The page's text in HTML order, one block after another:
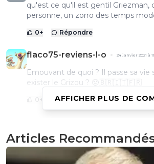
qu'est ce qu'il est gentil Griezman,
personne, un zorro des temps
0+ Répondre
flaco75-reviens-l-o 24 janvier 2021 à
Emouvant de quoi ? Il passe sa vie
exister le Grizou ? 😤🇧🇷🇮🇹🇫🇷
0 + Répondre
69dz 24 janvier 2021 à 10:03
Je n'ai vu la vidéo que ce matin...
peut tabasser un gamin de 14 ans à
AFFICHER PLUS DE
Articles